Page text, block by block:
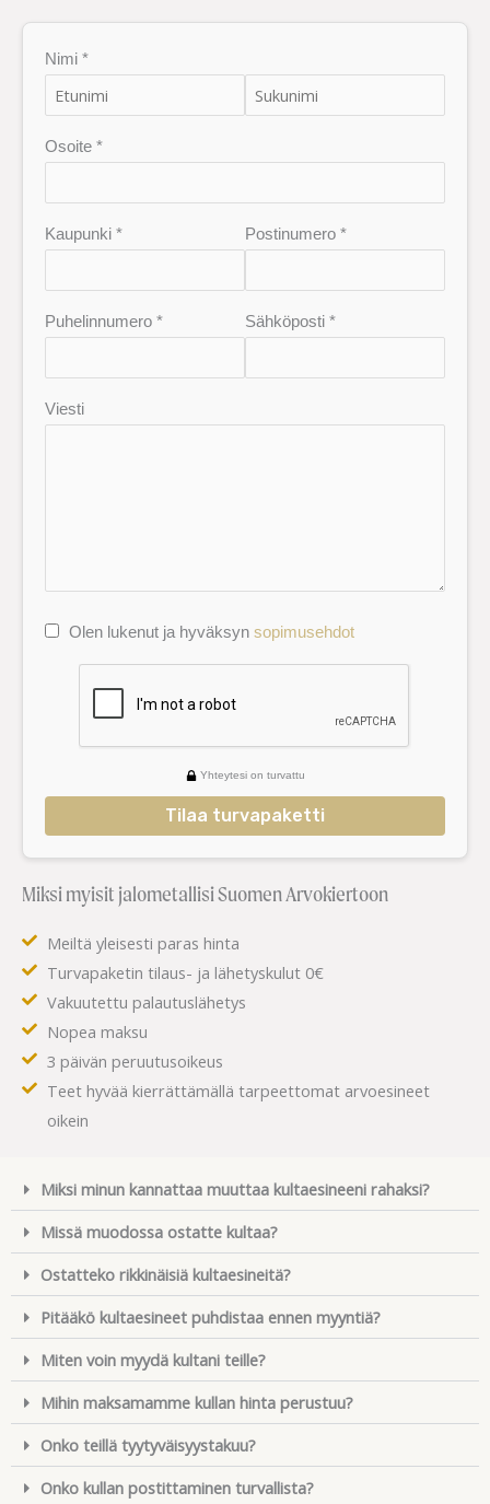
Nimi *
Osoite *
Kaupunki * Postinumero *
Puhelinnumero * Sähköposti *
Viesti
Olen lukenut ja hyväksyn sopimusehdot
Yhteytesi on turvattu
Tilaa turvapaketti
Miksi myisit jalometallisi Suomen Arvokiertoon
Meiltä yleisesti paras hinta
Turvapaketin tilaus- ja lähetyskulut 0€
Vakuutettu palautuslähetys
Nopea maksu
3 päivän peruutusoikeus
Teet hyvää kierrättämällä tarpeettomat arvoesineet
oikein
Miksi minun kannattaa muuttaa kultaesineeni rahaksi?
Missä muodossa ostatte kultaa?
Ostatteko rikkinäisiä kultaesineitä?
Pitääkö kultaesineet puhdistaa ennen myyntiä?
Miten voin myydä kultani teille?
Mihin maksamamme kullan hinta perustuu?
Onko teillä tyytyväisyystakuu?
Onko kullan postittaminen turvallista?